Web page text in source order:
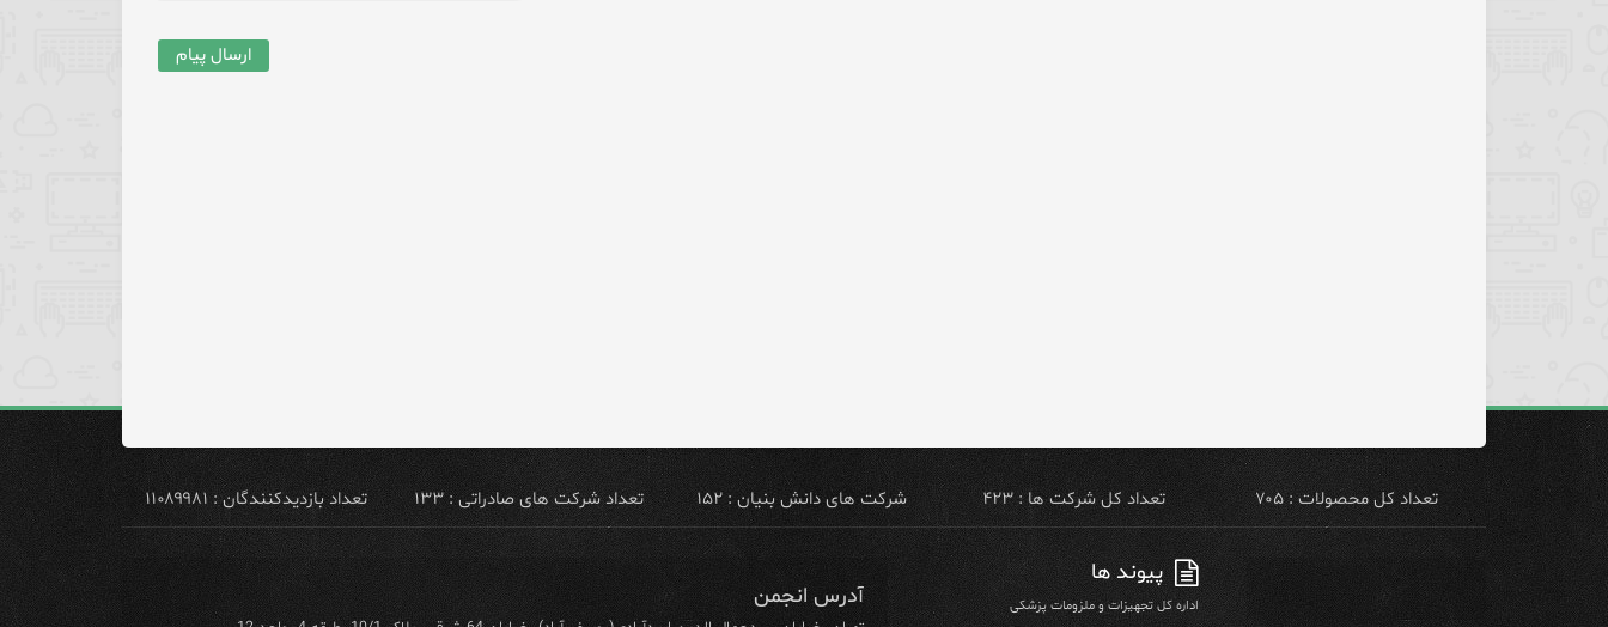
تعداد کل محصولات : ۷۰۵ تعداد کل شرکت ها : ۴۲۳ شرکت های دانش بنیان : ۱۵۲ تعداد شرکت های صادراتی : ۱۳۳ تعداد بازدیدکنندگان : ۱۱۰۸۹۹۸۱
پیوند ها
اداره کل تجهیزات و ملزومات پزشکی آدرس انجمن